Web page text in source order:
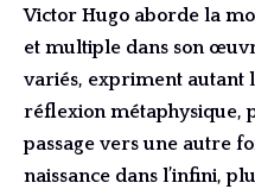
Victor Hugo aborde la
et multiple dans son
variés, expriment autant
réflexion métaphysique,
passage vers une autre
naissance dans l’infini,